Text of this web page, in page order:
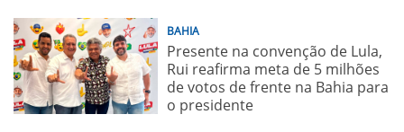
BAHIA
Presente na convenção de Lula,
Rui reafirma meta de 5 milhões
de votos de frente na Bahia para
o presidente